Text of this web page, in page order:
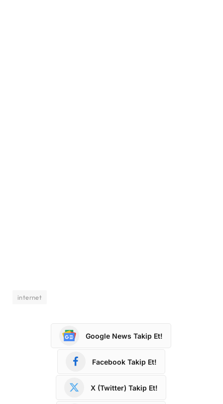
internet
Google News Takip Et!
Facebook Takip Et!
X (Twitter) Takip Et!